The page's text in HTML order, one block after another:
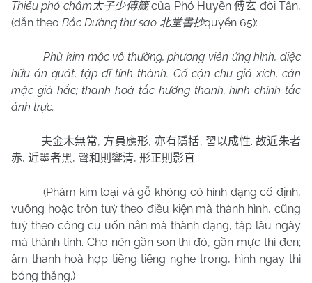
Thiếu phó châm太子少傅箴 của Phó Huyền 傅玄 đời Tấn,
(dẫn theo Bắc Đường thư sao 北堂書抄quyển 65):
Phù kim mộc vô thường, phương viên ứng hình, diệc
hữu ẩn quát, tập dĩ tính thành. Cố cận chu giả xích, cận
mặc giả hắc; thanh hoà tắc hưởng thanh, hình chính tắc
ảnh trực.
夫金木無常, 方員應形, 亦有隱括, 習以成性.故近朱者
赤, 近墨者黑, 聲和則響清, 形正則影直.
(Phàm kim loại và gỗ không có hình dạng cố định,
vuông hoặc tròn tuỳ theo điều kiện mà thành hình, cũng
tuỳ theo công cụ uốn nắn mà thành dạng, tập lâu ngày
mà thành tính. Cho nên gần son thì đỏ, gần mực thì đen;
âm thanh hoà hợp tiềng tiếng nghe trong, hình ngay thì
bóng thẳng.)